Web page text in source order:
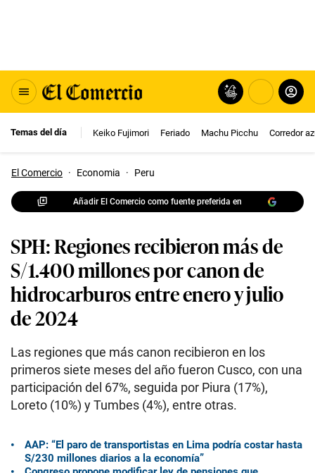
Temas del día Keiko Fujimori Feriado Machu Picchu Corredor
El Comercio · Economia · Peru
Añadir El Comercio como fuente preferida en
SPH: Regiones recibieron más de
S/1.400 millones por canon de
hidrocarburos entre enero y julio
de 2024
Las regiones que más canon recibieron en los
primeros siete meses del año fueron Cusco, con una
participación del 67%, seguida por Piura (17%),
Loreto (10%) y Tumbes (4%), entre otras.
AAP: “El paro de transportistas en Lima podría costar hasta
S/230 millones diarios a la economía”